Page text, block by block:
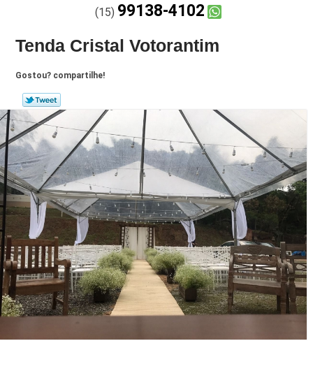
(15) 99138-4102
Tenda Cristal Votorantim
Gostou? compartilhe!